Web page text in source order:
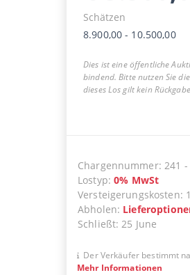
Schätzen
8.900,00 - 10.500,00
Dies ist eine öffentliche
bindend. Bitte nutzen Sie
dieses Los gilt kein
Chargennummer: 241 -
Lostyp:0% MwSt
Versteigerungskosten:
Abholen:
Schließt:25 June
Der Verkäufer bestimmt
Mehr Informationen